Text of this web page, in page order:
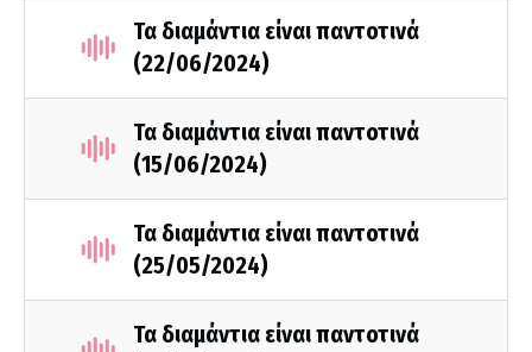
Τα διαμάντια είναι παντοτινά
(22/06/2024)
Τα διαμάντια είναι παντοτινά
(15/06/2024)
Τα διαμάντια είναι παντοτινά
(25/05/2024)
Τα διαμάντια είναι παντοτινά